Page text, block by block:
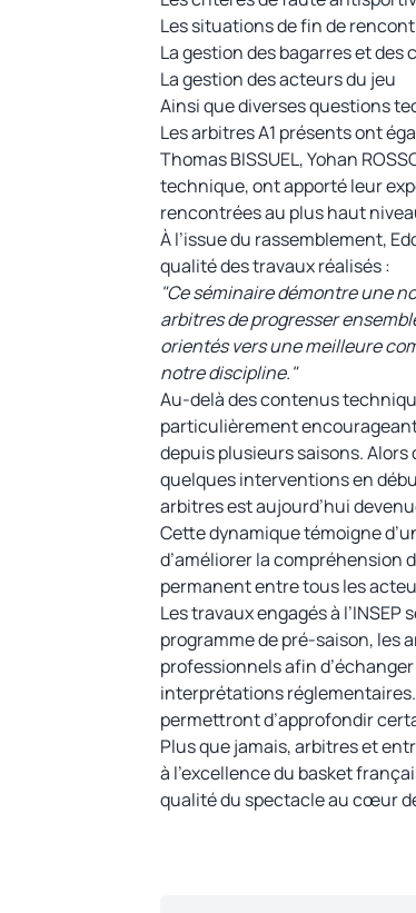
Les situations de fin de
La gestion des bagarres et
La gestion des acteurs du jeu
Ainsi que diverses questions
Les arbitres A1 présents ont
Thomas BISSUEL, Yohan
technique, ont apporté leur
rencontrées au plus haut
À l’issue du rassemblement,
qualité des travaux réalisés :
"Ce séminaire démontre une
arbitres de progresser
orientés vers une meilleure
notre discipline."
Au-delà des contenus
particulièrement
depuis plusieurs saisons.
quelques interventions en
arbitres est aujourd’hui
Cette dynamique témoigne
d’améliorer la compréhension
permanent entre tous les
Les travaux engagés à
programme de pré-saison, les
professionnels afin
interprétations
permettront d’approfondir
Plus que jamais, arbitres et
à l’excellence du basket
qualité du spectacle au cœur